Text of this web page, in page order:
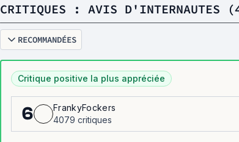
CRITIQUES : AVIS D'INTERNAUTES
RECOMMANDÉES
Critique positive la plus appréciée
6
FrankyFockers
4079 critiques